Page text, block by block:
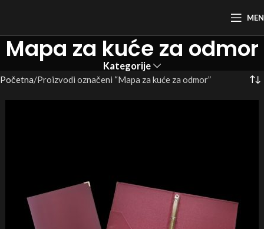
Mapa za kuće za odmor
Kategorije
Početna Proizvodi označeni “Mapa za kuće za odmor”